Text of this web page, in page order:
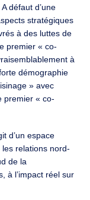
défaut d’une
stratégiques
à des luttes de
premier « co-
à
démographie
» avec
premier « co-
d’un espace
relations nord-
de la
à l’impact réel sur